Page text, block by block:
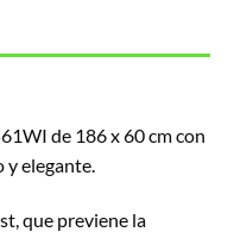
de 186 x 60 cm con
y elegante.
que previene la